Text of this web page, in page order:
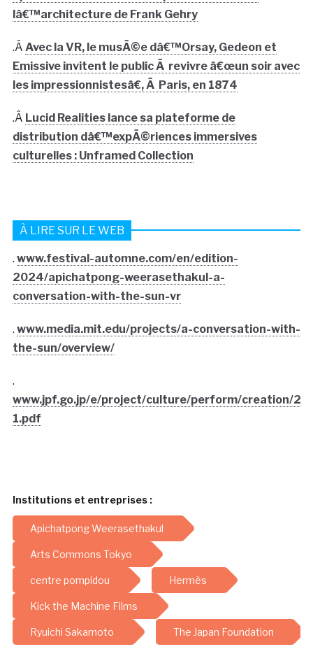
lâ€™architecture de Frank Gehry
.Â Avec la VR, le musÃ©e dâ€™Orsay, Gedeon et
Emissive invitent le public Ã revivre â€œun soir avec
les impressionnistesâ€, Ã Paris, en 1874
.Â Lucid Realities lance sa plateforme de
distribution dâ€™expÃ©riences immersives
culturelles : Unframed Collection
À LIRE SUR LE WEB
. www.festival-automne.com/en/edition-
2024/apichatpong-weerasethakul-a-
conversation-with-the-sun-vr
. www.media.mit.edu/projects/a-conversation-with-
the-sun/overview/
.
www.jpf.go.jp/e/project/culture/perform/creation/
1.pdf
Institutions et entreprises :
Apichatpong Weerasethakul
Arts Commons Tokyo
centre pompidou Hermès
Kick the Machine Films
Ryuichi Sakamoto The Japan Foundation